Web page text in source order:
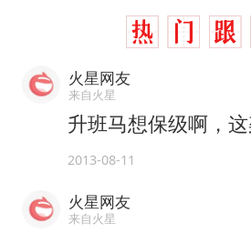
火星网友
来自火星
升班马想保级啊，
2013-08-11
火星网友
来自火星